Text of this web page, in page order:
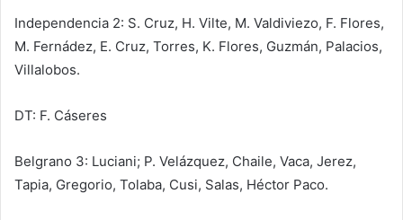
Independencia 2: S. Cruz, H. Vilte, M. Valdiviezo, F. Flores,
M. Fernádez, E. Cruz, Torres, K. Flores, Guzmán, Palacios,
Villalobos.
DT: F. Cáseres
Belgrano 3: Luciani; P. Velázquez, Chaile, Vaca, Jerez,
Tapia, Gregorio, Tolaba, Cusi, Salas, Héctor Paco.